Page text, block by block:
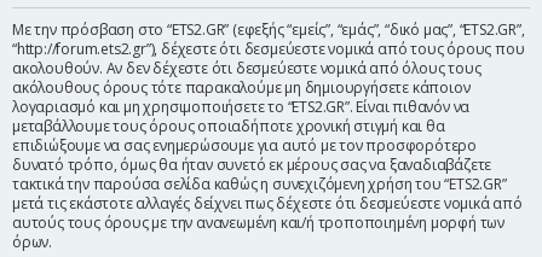
ζ
ή
η
Με την πρόσβαση στο “ETS2.GR” (εφεξής “εμείς”, “εμάς”, “δικό μας”, “ETS2.GR”,
“http://forum.ets2.gr”), δέχεστε ότι δεσμεύεστε νομικά από τους όρους που
ακολουθούν. Αν δεν δέχεστε ότι δεσμεύεστε νομικά από όλους τους
ακόλουθους όρους τότε παρακαλούμε μη δημιουργήσετε κάποιον
λογαριασμό και μη χρησιμοποιήσετε το “ETS2.GR”. Είναι πιθανόν να
μεταβάλλουμε τους όρους οποιαδήποτε χρονική στιγμή και θα
επιδιώξουμε να σας ενημερώσουμε για αυτό με τον προσφορότερο
δυνατό τρόπο, όμως θα ήταν συνετό εκ μέρους σας να ξαναδιαβάζετε
τακτικά την παρούσα σελίδα καθώς η συνεχιζόμενη χρήση του “ETS2.GR”
μετά τις εκάστοτε αλλαγές δείχνει πως δέχεστε ότι δεσμεύεστε νομικά από
αυτούς τους όρους με την ανανεωμένη και/ή τροποποιημένη μορφή των
όρων.